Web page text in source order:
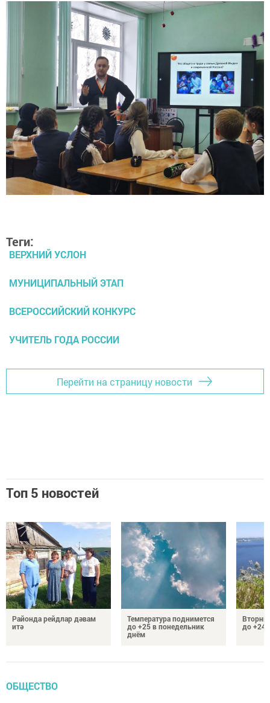
Теги:
ВЕРХНИЙ УСЛОН
МУНИЦИПАЛЬНЫЙ ЭТАП
ВСЕРОССИЙСКИЙ КОНКУРС
УЧИТЕЛЬ ГОДА РОССИИ
Перейти на страницу новости
Топ 5 новостей
Районда рейдлар дәвам
итә
Температура поднимется
до +25 в понедельник
днём
до +24
ОБЩЕСТВО